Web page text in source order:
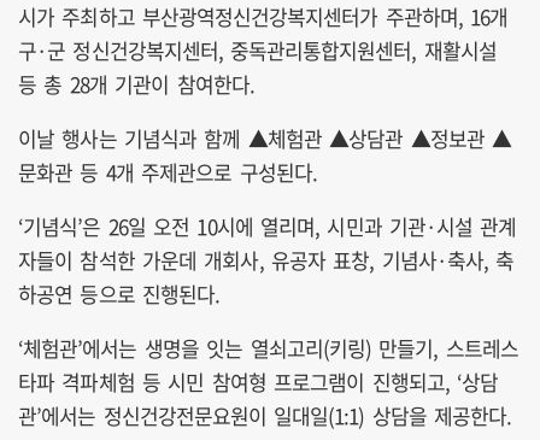
시가 주최하고 부산광역정신건강복지센터가 주관하며, 16개
구·군 정신건강복지센터, 중독관리통합지원센터, 재활시설
등 총 28개 기관이 참여한다.
이날 행사는 기념식과 함께 ▲체험관 ▲상담관 ▲정보관 ▲
문화관 등 4개 주제관으로 구성된다.
‘기념식’은 26일 오전 10시에 열리며, 시민과 기관·시설 관계
자들이 참석한 가운데 개회사, 유공자 표창, 기념사·축사, 축
하공연 등으로 진행된다.
‘체험관’에서는 생명을 잇는 열쇠고리(키링) 만들기, 스트레스
타파 격파체험 등 시민 참여형 프로그램이 진행되고, ‘상담
관’에서는 정신건강전문요원이 일대일(1:1) 상담을 제공한다.